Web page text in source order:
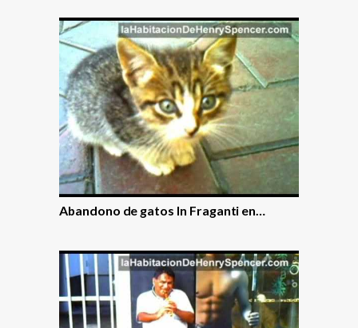
Abandono de gatos In Fraganti en…